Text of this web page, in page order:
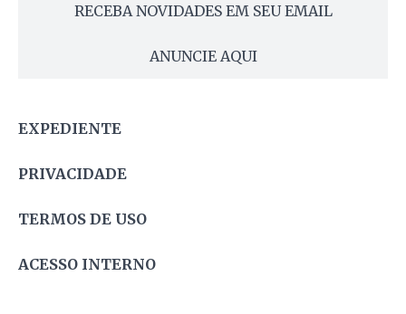
RECEBA NOVIDADES EM SEU EMAIL
ANUNCIE AQUI
EXPEDIENTE
PRIVACIDADE
TERMOS DE USO
ACESSO INTERNO